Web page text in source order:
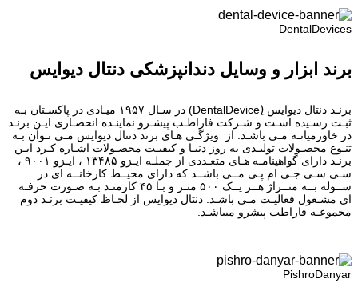
DentalDevices
برند ابزار و وسایل دندانپزشکی دنتال دیوایس
برنـد دنتال دیوایس (ِDentalDevice) در سـال ۱۹۵۷ میـادی در پاکسـتان بـه
ثبـت رسـیده اسـت و شـرکت فاراطـب پیشـرو نماینـده انحصـاری ایـن برنـد
در خاورمیانـه مـی باشـد. از ویژگـی هـای برند دنتال دیوایس مـی تـوان بـه
تنـوع محصـولات تولیـدی به روز دنیـا و کیفیـت محصـولات اشـاره کـرد ایـن
برنـد دارای گواهینامـه هـای متعـددی از جملـه ایـزو ۱۳۴۸۵ ، ایـزو ۹۰۰۱ ،
سـی سـی جـی ام پـی مــی باشــد که دارای محیــط کارخانــه ای در
ســوله بــه متــراژ هــر یــک ۵۰۰ متـر و بـا ۴۵ کارمنـد بـه صـورت حرفـه
ای مشـغول فعالیـت مـی باشـد. دنتال دیوایس از لحـاظ کیفیـت برنـد دوم
مجموعـه فاراطب پیشرو میباشـد.
PishroDanyar